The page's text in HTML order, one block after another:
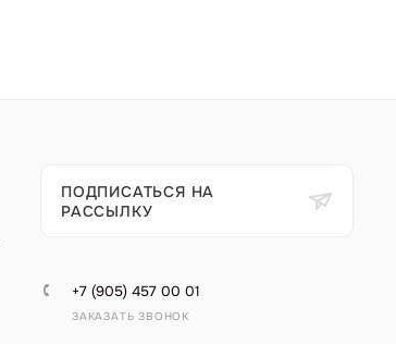
ПОДПИСАТЬСЯ НА
РАССЫЛКУ
+7 (905) 457 00 01
ЗАКАЗАТЬ ЗВОНОК